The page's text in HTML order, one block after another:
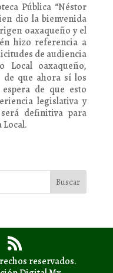
Pública “Néstor
dio la bienvenida
oaxaqueño y el
hizo referencia a
de audiencia
Local oaxaqueño,
de que ahora sí los
de que esto
legislativa y
definitiva para
reservados.